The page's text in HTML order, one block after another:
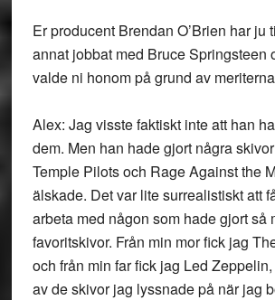
Er producent Brendan O’Brien har ju
annat jobbat med Bruce Springsteen
valde ni honom på grund av
Alex: Jag visste faktiskt inte att han
dem. Men han hade gjort några
Temple Pilots och Rage Against the
älskade. Det var lite surrealistiskt att
arbeta med någon som hade gjort så
favoritskivor. Från min mor fick jag
och från min far fick jag Led
av de skivor jag lyssnade på när jag